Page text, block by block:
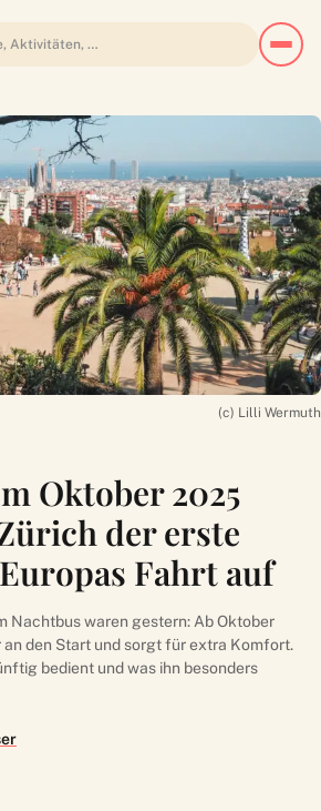
(c) Lilli Wermuth
Oktober 2025
der erste
Fahrt auf
Nachtbus waren gestern: Ab Oktober
den Start und sorgt für extra Komfort.
bedient und was ihn besonders